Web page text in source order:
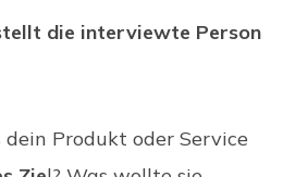
die interviewte Person
dein Produkt oder Service